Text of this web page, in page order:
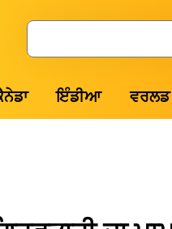
Search
ਇੰਡੀਆ ਵਰਲਡ